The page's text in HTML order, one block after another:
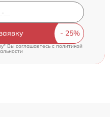
Вы соглашаетесь c политикой